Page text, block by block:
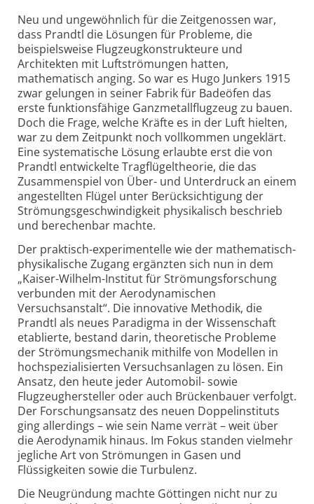
Neu und ungewöhnlich für die Zeitgenossen war,
dass Prandtl die Lösungen für Probleme, die
beispielsweise Flugzeugkonstrukteure und
Architekten mit Luftströmungen hatten,
mathematisch anging. So war es Hugo Junkers 1915
zwar gelungen in seiner Fabrik für Badeöfen das
erste funktionsfähige Ganzmetallflugzeug zu bauen.
Doch die Frage, welche Kräfte es in der Luft hielten,
war zu dem Zeitpunkt noch vollkommen ungeklärt.
Eine systematische Lösung erlaubte erst die von
Prandtl entwickelte Tragflügeltheorie, die das
Zusammenspiel von Über- und Unterdruck an einem
angestellten Flügel unter Berücksichtigung der
Strömungsgeschwindigkeit physikalisch beschrieb
und berechenbar machte.
Der praktisch-experimentelle wie der mathematisch-
physikalische Zugang ergänzten sich nun in dem
„Kaiser-Wilhelm-Institut für Strömungsforschung
verbunden mit der Aerodynamischen
Versuchsanstalt“. Die innovative Methodik, die
Prandtl als neues Paradigma in der Wissenschaft
etablierte, bestand darin, theoretische Probleme
der Strömungsmechanik mithilfe von Modellen in
hochspezialisierten Versuchsanlagen zu lösen. Ein
Ansatz, den heute jeder Automobil- sowie
Flugzeughersteller oder auch Brückenbauer verfolgt.
Der Forschungsansatz des neuen Doppelinstituts
ging allerdings – wie sein Name verrät – weit über
die Aerodynamik hinaus. Im Fokus standen vielmehr
jegliche Art von Strömungen in Gasen und
Flüssigkeiten sowie die Turbulenz.
Die Neugründung machte Göttingen nicht nur zu